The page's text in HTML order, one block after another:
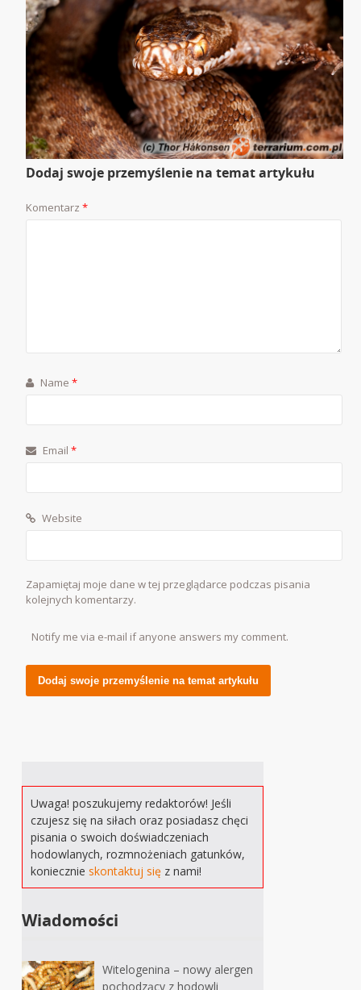
Dodaj swoje przemyślenie na temat artykułu
Komentarz*
Name*
Email*
Website
Zapamiętaj moje dane w tej przeglądarce podczas pisania
kolejnych komentarzy.
Notify me via e-mail if anyone answers my comment.
Uwaga! poszukujemy redaktorów! Jeśli
czujesz się na siłach oraz posiadasz chęci
pisania o swoich doświadczeniach
hodowlanych, rozmnożeniach gatunków,
koniecznieskontaktuj się z nami!
Wiadomości
Witelogenina – nowy alergen
pochodzący z hodowli